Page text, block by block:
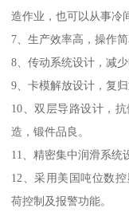
造作业，也可以从事冷
7、生产效率高，操作
8、传动系统设计，减
9、卡模解放设计，复
10、双层导路设计，
造，锻件品良。
11、精密集中润滑系统
12、采用美国吨位数
荷控制及报警功能。